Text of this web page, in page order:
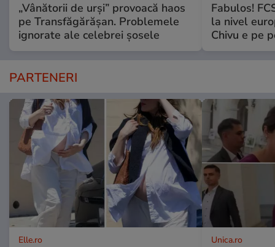
„Vânătorii de urși” provoacă haos
pe Transfăgărășan. Problemele
ignorate ale celebrei șosele
Fabulos!
la nivel
Chivu e pe
PARTENERI
Elle.ro Unica.ro